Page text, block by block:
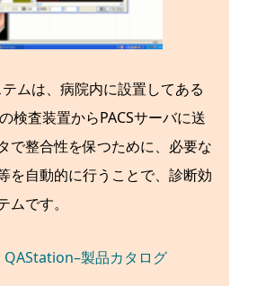
ムは、病院内に設置してある
検査装置からPACSサーバに送
で整合性を保つために、必要な
を自動的に行うことで、診断効
です。
製品カタログ